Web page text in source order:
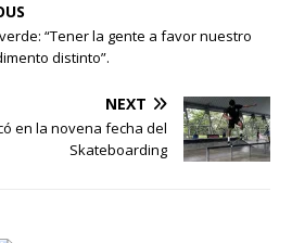
“Tener la gente a favor nuestro
distinto”.
NEXT
en la novena fecha del
Skateboarding